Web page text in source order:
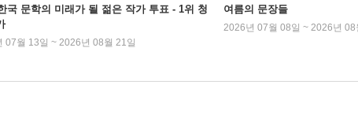
국 문학의 미래가 될 젊은 작가 투표 - 1위 청
07월 13일 ~ 2026년 08월 21일
여름의 문장들
2026년 07월 08일 ~ 2026년 08